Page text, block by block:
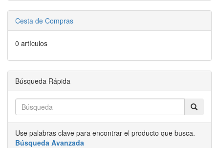
Cesta de Compras
0 artículos
Búsqueda Rápida
Use palabras clave para encontrar el producto que busca.
Búsqueda Avanzada